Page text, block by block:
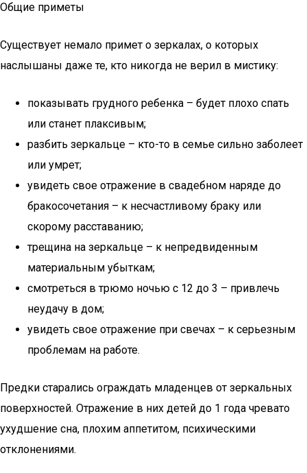
Общие приметы
Существует немало примет о зеркалах, о которых
наслышаны даже те, кто никогда не верил в мистику:
показывать грудного ребенка – будет плохо спать
или станет плаксивым;
разбить зеркальце – кто-то в семье сильно заболеет
или умрет;
увидеть свое отражение в свадебном наряде до
бракосочетания – к несчастливому браку или
скорому расставанию;
трещина на зеркальце – к непредвиденным
материальным убыткам;
смотреться в трюмо ночью с 12 до 3 – привлечь
неудачу в дом;
увидеть свое отражение при свечах – к серьезным
проблемам на работе.
Предки старались ограждать младенцев от зеркальных
поверхностей. Отражение в них детей до 1 года чревато
ухудшение сна, плохим аппетитом, психическими
отклонениями.